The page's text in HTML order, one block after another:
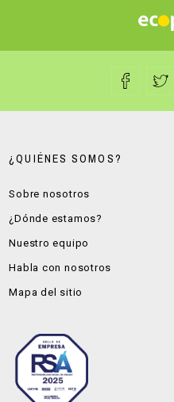
¿QUIÉNES SOMOS?
Sobre nosotros
¿Dónde estamos?
Nuestro equipo
Habla con nosotros
Mapa del sitio